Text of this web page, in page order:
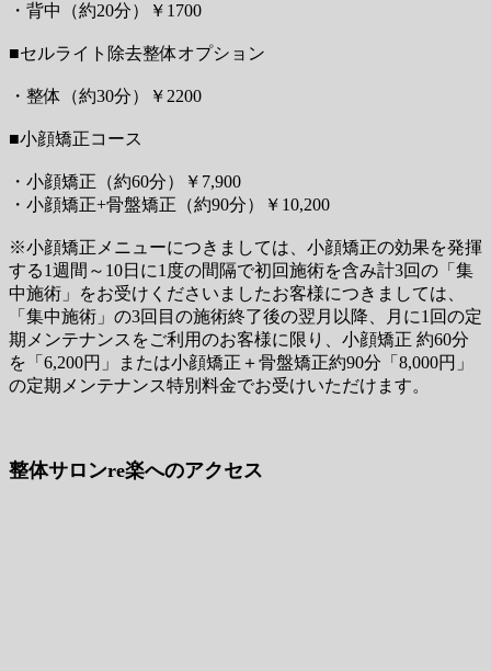
・背中（約20分）￥1700
■セルライト除去整体オプション
・整体（約30分）￥2200
■小顔矯正コース
・小顔矯正（約60分）￥7,900
・小顔矯正+骨盤矯正（約90分）￥10,200
※小顔矯正メニューにつきましては、小顔矯正の効果を発揮
する1週間～10日に1度の間隔で初回施術を含み計3回の「集
中施術」をお受けくださいましたお客様につきましては、
「集中施術」の3回目の施術終了後の翌月以降、月に1回の定
期メンテナンスをご利用のお客様に限り、小顔矯正 約60分
を「6,200円」または小顔矯正＋骨盤矯正約90分「8,000円」
の定期メンテナンス特別料金でお受けいただけます。
整体サロンre楽へのアクセス